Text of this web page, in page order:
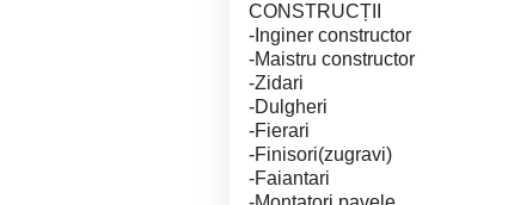
CONSTRUCȚII
-Inginer constructor
-Maistru constructor
-Zidari
-Dulgheri
-Fierari
-Finisori(zugravi)
-Faiantari